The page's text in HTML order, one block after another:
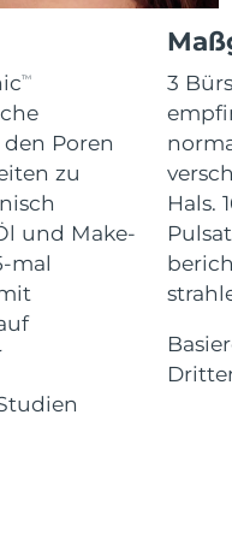
TM
Poren
zu
und Make-
mal
3
Hals.
13/08/2026
Erwartete Lieferung
09/08/2026
Erwartete Lieferung
10/08/2026
Erwartete Lieferung
09/08/2026
10/08/2026
Erwartete Lieferung